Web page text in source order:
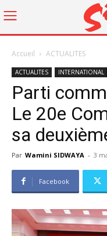
Accueil ACTUALITES
ACTUALITES INTERNATIONAL
Parti
Le 20e
sa
Par Wamini SIDWAYA - 3
Facebook